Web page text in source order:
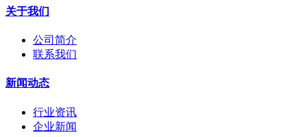
关于我们
公司简介
联系我们
新闻动态
行业资讯
企业新闻